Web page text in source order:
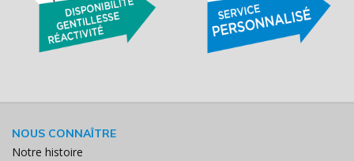
NOUS CONNAÎTRE
Notre histoire